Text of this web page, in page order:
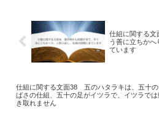
仕組に関する
う善に立ちか
ています
仕組に関する文面38 五のハタラキは、五十の
ばさの仕組、五十の足がイツラで、イツラでは
き取れません